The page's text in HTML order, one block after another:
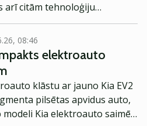
arī citām tehnoloģiju
08:46
elektroauto
klāstu ar jauno Kia EV2
pilsētas apvidus auto,
Kia elektroauto saimē